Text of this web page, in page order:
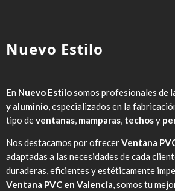
Nuevo Estilo
En Nuevo Estilosomos profesionales de
y aluminio, especializados en la
tipo deventanas, mamparas, techosy
Nos destacamos por ofrecerVentana
adaptadas a las necesidades de cada
duraderas, eficientes y estéticamente
Ventana PVC en Valencia, somos tu